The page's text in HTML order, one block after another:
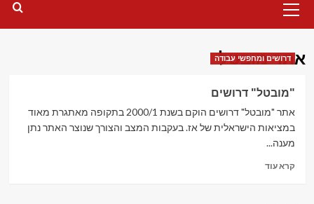
Menu
אתר מובטל
דרושים ומחפשי עבודה
"מובטל" דרושים
אתר "מובטל" דרושים הוקם בשנת 2000/1 בתקופה מאתגרת מאוד
במציאות הישראלית של אז. בעקבות המצב והצורך שנוצר האתר נתן
מענה...
קרא עודRead